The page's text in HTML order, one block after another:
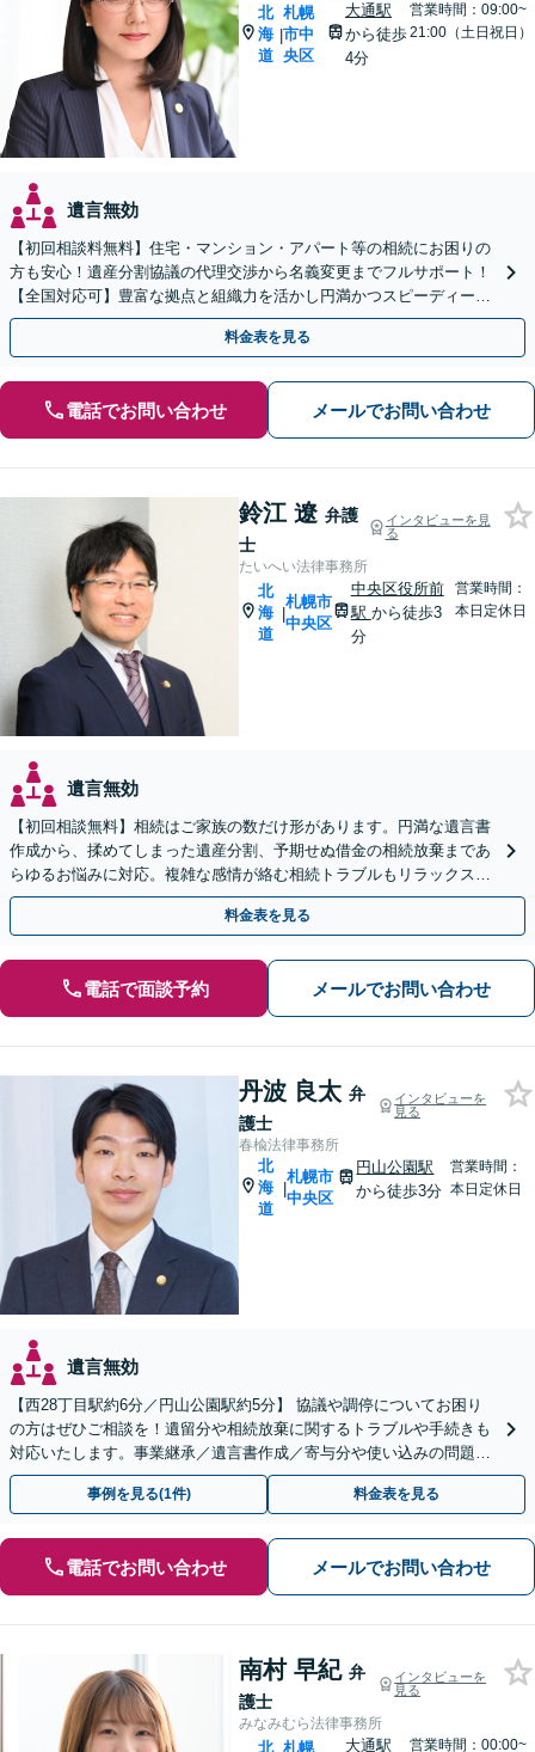
北
海
道
|
札幌
市中
央区
大通駅
から徒歩
4分
営業時間：09:00~
21:00（土日祝日）
遺言無効
【初回相談料無料】住宅・マンション・アパート等の相続にお困りの
方も安心！遺産分割協議の代理交渉から名義変更までフルサポート！
【全国対応可】豊富な拠点と組織力を活かし円満かつスピーディーに
相続手続きをお手伝いします【取扱い実績2000件以上】
料金表を見る
電話でお問い合わせ メールでお問い合わせ
鈴江 遼 弁護
士
インタビューを見
る
たいへい法律事務所
北
海
道
|
札幌市
中央区
中央区役所前
駅 から徒歩3
分
営業時間：
本日定休日
遺言無効
【初回相談無料】相続はご家族の数だけ形があります。円満な遺言書
作成から、揉めてしまった遺産分割、予期せぬ借金の相続放棄まであ
らゆるお悩みに対応。複雑な感情が絡む相続トラブルもリラックスし
てお話しいただけます。WEB面談可。
料金表を見る
電話で面談予約 メールでお問い合わせ
丹波 良太 弁
護士
インタビューを
見る
春楡法律事務所
北
海
道
|
札幌市
中央区
円山公園駅
から徒歩3分
営業時間：
本日定休日
遺言無効
【西28丁目駅約6分／円山公園駅約5分】 協議や調停についてお困り
の方はぜひご相談を！遺留分や相続放棄に関するトラブルや手続きも
対応いたします。事業継承／遺言書作成／寄与分や使い込みの問題／
家族信託の手続き
事例を見る(1件) 料金表を見る
電話でお問い合わせ メールでお問い合わせ
南村 早紀 弁
護士
インタビューを
見る
みなみむら法律事務所
北 札幌 大通駅 営業時間：00:00~